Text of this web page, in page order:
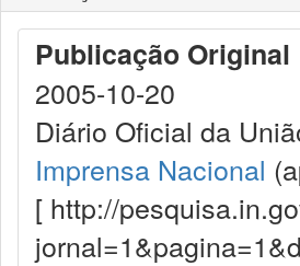
Publicação Original
2005-10-20
Diário Oficial da
Imprensa Nacional
[ http://